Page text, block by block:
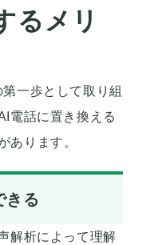
るメリ
一歩として取り組
電話に置き換える
あります。
きる
解析によって理解